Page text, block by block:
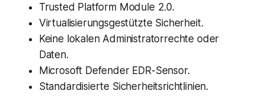
Trusted Platform Module 2.0.
Virtualisierungsgestützte Sicherheit.
Keine lokalen Administratorrechte oder
Daten.
Microsoft Defender EDR-Sensor.
Standardisierte Sicherheitsrichtlinien.